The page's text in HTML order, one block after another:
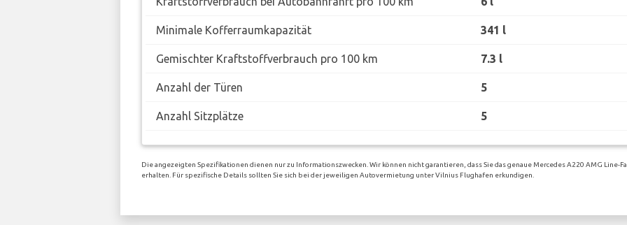
Minimale Kofferraumkapazität 341 l
Gemischter Kraftstoffverbrauch pro 100 km 7.3 l
Anzahl der Türen 5
Anzahl Sitzplätze 5
Die angezeigten Spezifikationen dienen nur zu Informationszwecken. Wir können nicht garantieren, dass Sie das genaue Mercedes A220 AMG Line-
erhalten. Für spezifische Details sollten Sie sich bei der jeweiligen Autovermietung unter Vilnius Flughafen erkundigen.